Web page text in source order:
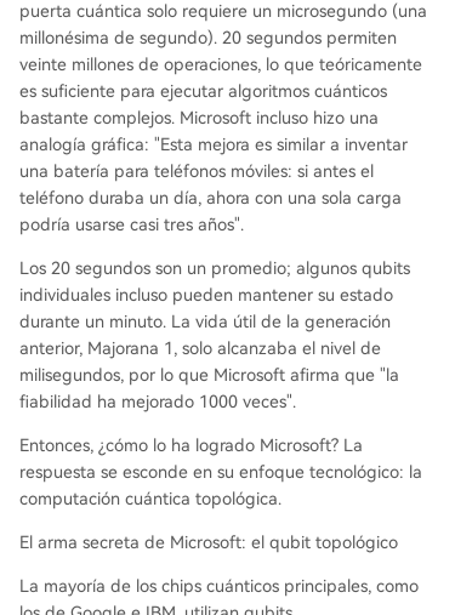
puerta cuántica solo requiere un microsegundo (una
millonésima de segundo). 20 segundos permiten
veinte millones de operaciones, lo que teóricamente
es suficiente para ejecutar algoritmos cuánticos
bastante complejos. Microsoft incluso hizo una
analogía gráfica: "Esta mejora es similar a inventar
una batería para teléfonos móviles: si antes el
teléfono duraba un día, ahora con una sola carga
podría usarse casi tres años".
Los 20 segundos son un promedio; algunos qubits
individuales incluso pueden mantener su estado
durante un minuto. La vida útil de la generación
anterior, Majorana 1, solo alcanzaba el nivel de
milisegundos, por lo que Microsoft afirma que "la
fiabilidad ha mejorado 1000 veces".
Entonces, ¿cómo lo ha logrado Microsoft? La
respuesta se esconde en su enfoque tecnológico: la
computación cuántica topológica.
El arma secreta de Microsoft: el qubit topológico
La mayoría de los chips cuánticos principales, como